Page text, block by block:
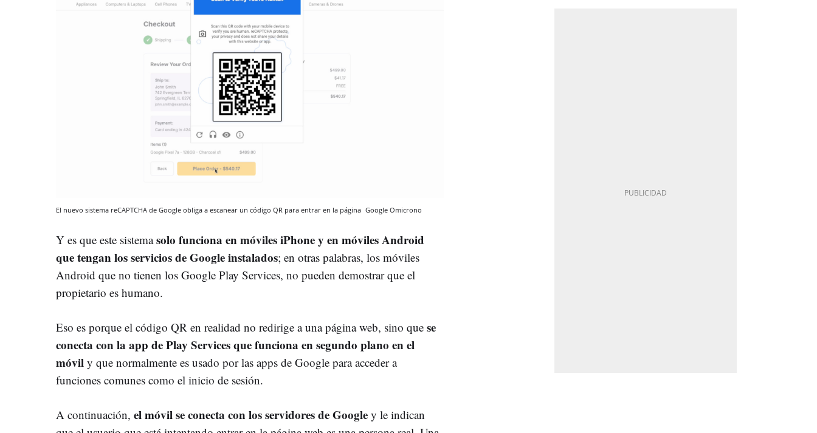
El nuevo sistema reCAPTCHA de Google obliga a escanear un código QR para entrar en la página Google Omicrono
Y es que este sistemasolo funciona en móviles iPhone y en móviles Android
que tengan los servicios de Google instalados; en otras palabras, los móviles
Android que no tienen los Google Play Services, no pueden demostrar que el
propietario es humano.
Eso es porque el código QR en realidad no redirige a una página web, sino que se
conecta con la app de Play Services que funciona en segundo plano en el
móvil y que normalmente es usado por las apps de Google para acceder a
funciones comunes como el inicio de sesión.
A continuación, el móvil se conecta con los servidores de Google y le indican